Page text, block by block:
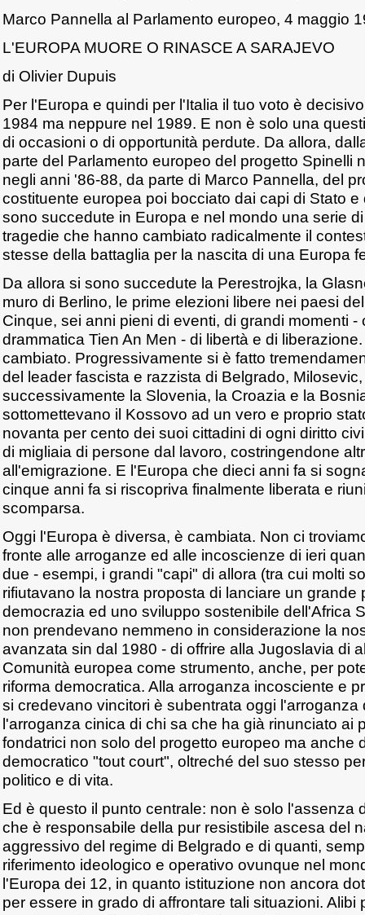
Marco Pannella al Parlamento europeo, 4 maggio
L'EUROPA MUORE O RINASCE A SARAJEVO
di Olivier Dupuis
Per l'Europa e quindi per l'Italia il tuo voto è
1984 ma neppure nel 1989. E non è solo una
di occasioni o di opportunità perdute. Da allora,
parte del Parlamento europeo del progetto Spinelli
negli anni '86-88, da parte di Marco Pannella, del
costituente europea poi bocciato dai capi di Stato
sono succedute in Europa e nel mondo una serie
tragedie che hanno cambiato radicalmente il
stesse della battaglia per la nascita di una Europa
Da allora si sono succedute la Perestrojka, la
muro di Berlino, le prime elezioni libere nei paesi
Cinque, sei anni pieni di eventi, di grandi momenti
drammatica Tien An Men - di libertà e di
cambiato. Progressivamente si è fatto
del leader fascista e razzista di Belgrado,
successivamente la Slovenia, la Croazia e la
sottomettevano il Kossovo ad un vero e proprio
novanta per cento dei suoi cittadini di ogni diritto
di migliaia di persone dal lavoro, costringendone
all'emigrazione. E l'Europa che dieci anni fa si
cinque anni fa si riscopriva finalmente liberata e
scomparsa.
Oggi l'Europa è diversa, è cambiata. Non ci
fronte alle arroganze ed alle incoscienze di ieri
due - esempi, i grandi "capi" di allora (tra cui molti
rifiutavano la nostra proposta di lanciare un grande
democrazia ed uno sviluppo sostenibile dell'Africa
non prendevano nemmeno in considerazione la
avanzata sin dal 1980 - di offrire alla Jugoslavia di
Comunità europea come strumento, anche, per
riforma democratica. Alla arroganza incosciente e
si credevano vincitori è subentrata oggi l'arroganza
l'arroganza cinica di chi sa che ha già rinunciato ai
fondatrici non solo del progetto europeo ma anche
democratico "tout court", oltreché del suo stesso
politico e di vita.
Ed è questo il punto centrale: non è solo l'assenza
che è responsabile della pur resistibile ascesa del
aggressivo del regime di Belgrado e di quanti,
riferimento ideologico e operativo ovunque nel
l'Europa dei 12, in quanto istituzione non ancora
per essere in grado di affrontare tali situazioni. Alibi